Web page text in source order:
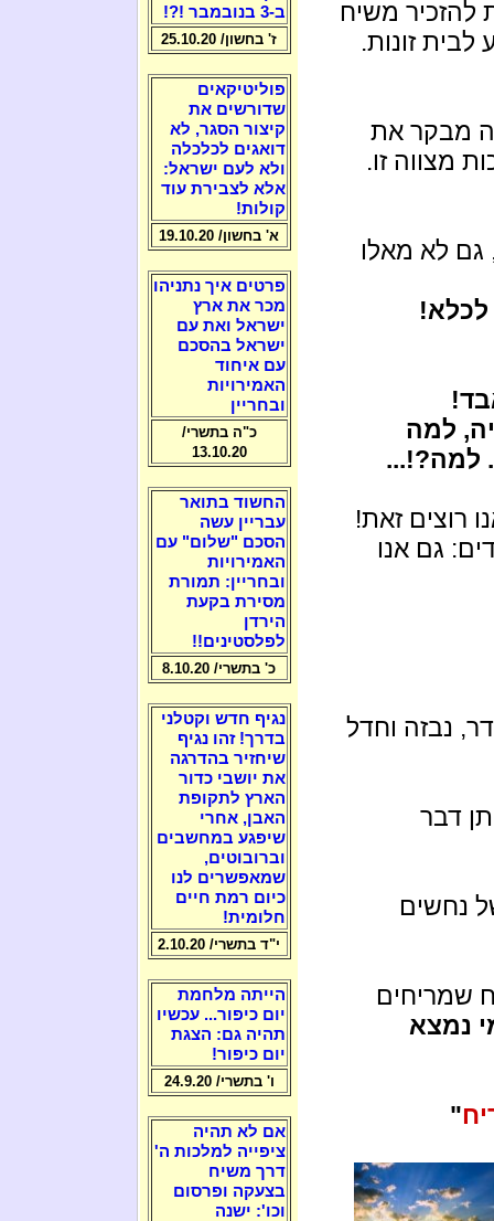
להזכיר משיח
זונות.
מבקר את
מצווה זו.
לא מאלו
למה
למה?!...
רוצים זאת!
גם אנו
נבזה וחדל
דבר
נחשים
שמריחים
נמצא
"
ב-3 בנובמבר !?!
ז' בחשון/ 25.10.20
פוליטיקאים
שדורשים את
קיצור הסגר, לא
דואגים לכלכלה
ולא לעם ישראל:
אלא לצבירת עוד
קולות!
א' בחשון/ 19.10.20
פרטים איך נתניהו
מכר את ארץ
ישראל ואת עם
ישראל בהסכם
עם איחוד
האמירויות
ובחריין
כ"ה בתשרי/
13.10.20
החשוד בתואר
עבריין עשה
הסכם "שלום" עם
האמירויות
ובחריין: תמורת
מסירת בקעת
הירדן
לפלסטינים!!
כ' בתשרי/ 8.10.20
נגיף חדש וקטלני
בדרך! זהו נגיף
שיחזיר בהדרגה
את יושבי כדור
הארץ לתקופת
האבן, אחרי
שיפגע במחשבים
וברובוטים,
שמאפשרים לנו
כיום רמת חיים
חלומית!
י"ד בתשרי/ 2.10.20
הייתה מלחמת
יום כיפור... עכשיו
תהיה גם: הצגת
יום כיפור!
ו' בתשרי/ 24.9.20
אם לא תהיה
ציפייה למלכות ה'
דרך משיח
בצעקה ופרסום
וכו': ישנה